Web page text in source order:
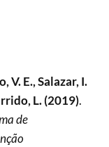
V. E., Salazar, I.
L. (2019).
de